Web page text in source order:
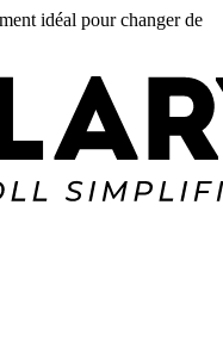
idéal pour changer de